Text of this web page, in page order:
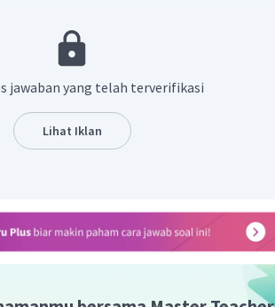
reaksi kesetimbangan
ke arah endoterm. Oleh karena itu, hal ini
jika suhu dinaikkan reaksi akan
(endoterm) dan CO akan semakin
jawaban yang telah terverifikasi
Lihat Iklan